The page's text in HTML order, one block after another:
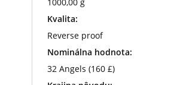
1000,00 g
Kvalita:
Reverse proof
Nominálna hodnota:
32 Angels (160 £)